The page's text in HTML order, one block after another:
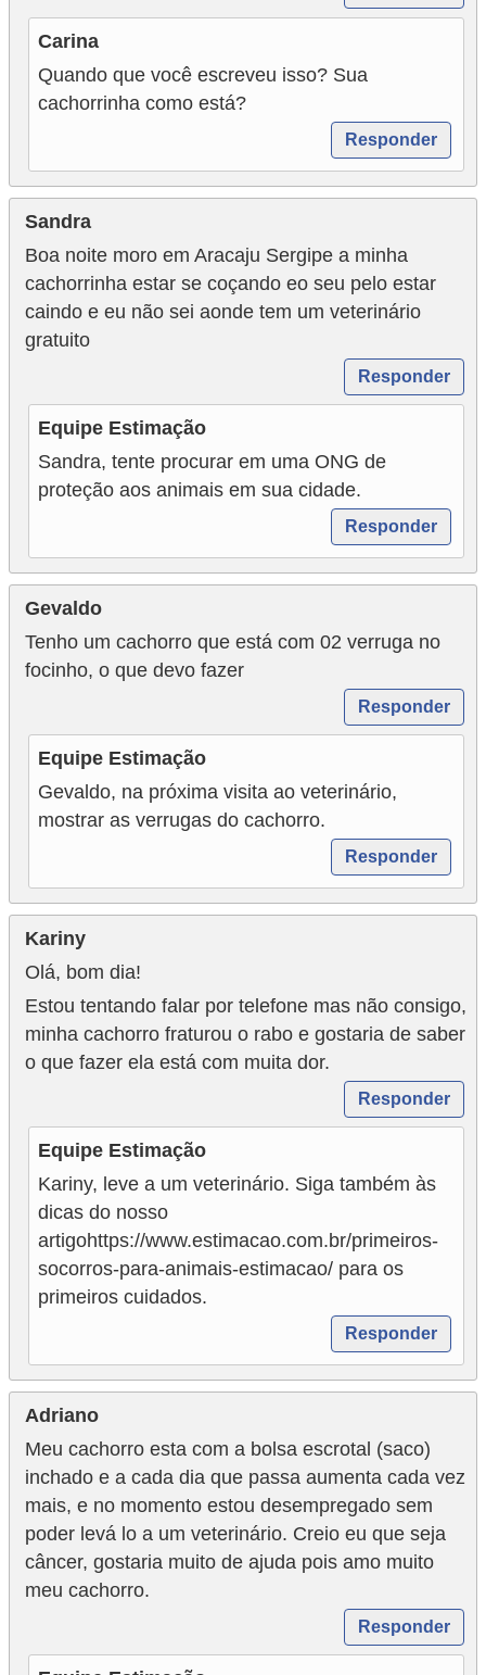
Carina
Quando que você escreveu isso? Sua
cachorrinha como está?
Responder
Sandra
Boa noite moro em Aracaju Sergipe a minha
cachorrinha estar se coçando eo seu pelo estar
caindo e eu não sei aonde tem um veterinário
gratuito
Responder
Equipe Estimação
Sandra, tente procurar em uma ONG de
proteção aos animais em sua cidade.
Responder
Gevaldo
Tenho um cachorro que está com 02 verruga no
focinho, o que devo fazer
Responder
Equipe Estimação
Gevaldo, na próxima visita ao veterinário,
mostrar as verrugas do cachorro.
Responder
Kariny
Olá, bom dia!
Estou tentando falar por telefone mas não consigo,
minha cachorro fraturou o rabo e gostaria de saber
o que fazer ela está com muita dor.
Responder
Equipe Estimação
Kariny, leve a um veterinário. Siga também às
dicas do nosso
artigohttps://www.estimacao.com.br/primeiros-
socorros-para-animais-estimacao/ para os
primeiros cuidados.
Responder
Adriano
Meu cachorro esta com a bolsa escrotal (saco)
inchado e a cada dia que passa aumenta cada vez
mais, e no momento estou desempregado sem
poder levá lo a um veterinário. Creio eu que seja
câncer, gostaria muito de ajuda pois amo muito
meu cachorro.
Responder